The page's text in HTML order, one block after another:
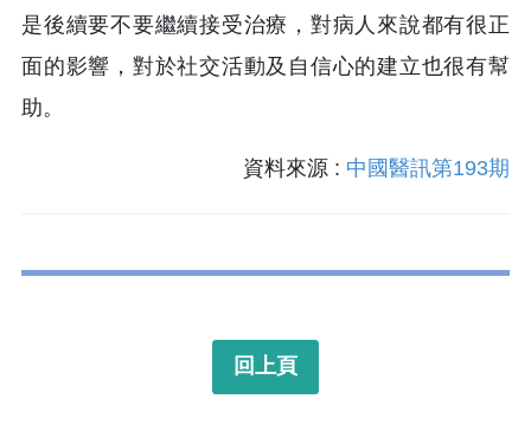
是後續要不要繼續接受治療，對病人來說都有很正
面的影響，對於社交活動及自信心的建立也很有幫
助。
資料來源 : 中國醫訊第193期
回上頁